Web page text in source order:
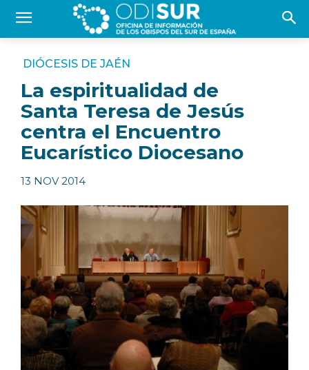
DIÓCESIS DE JAÉN
La espiritualidad de
Santa Teresa de Jesús
centra el Encuentro
Eucarístico Diocesano
13 NOV 2014